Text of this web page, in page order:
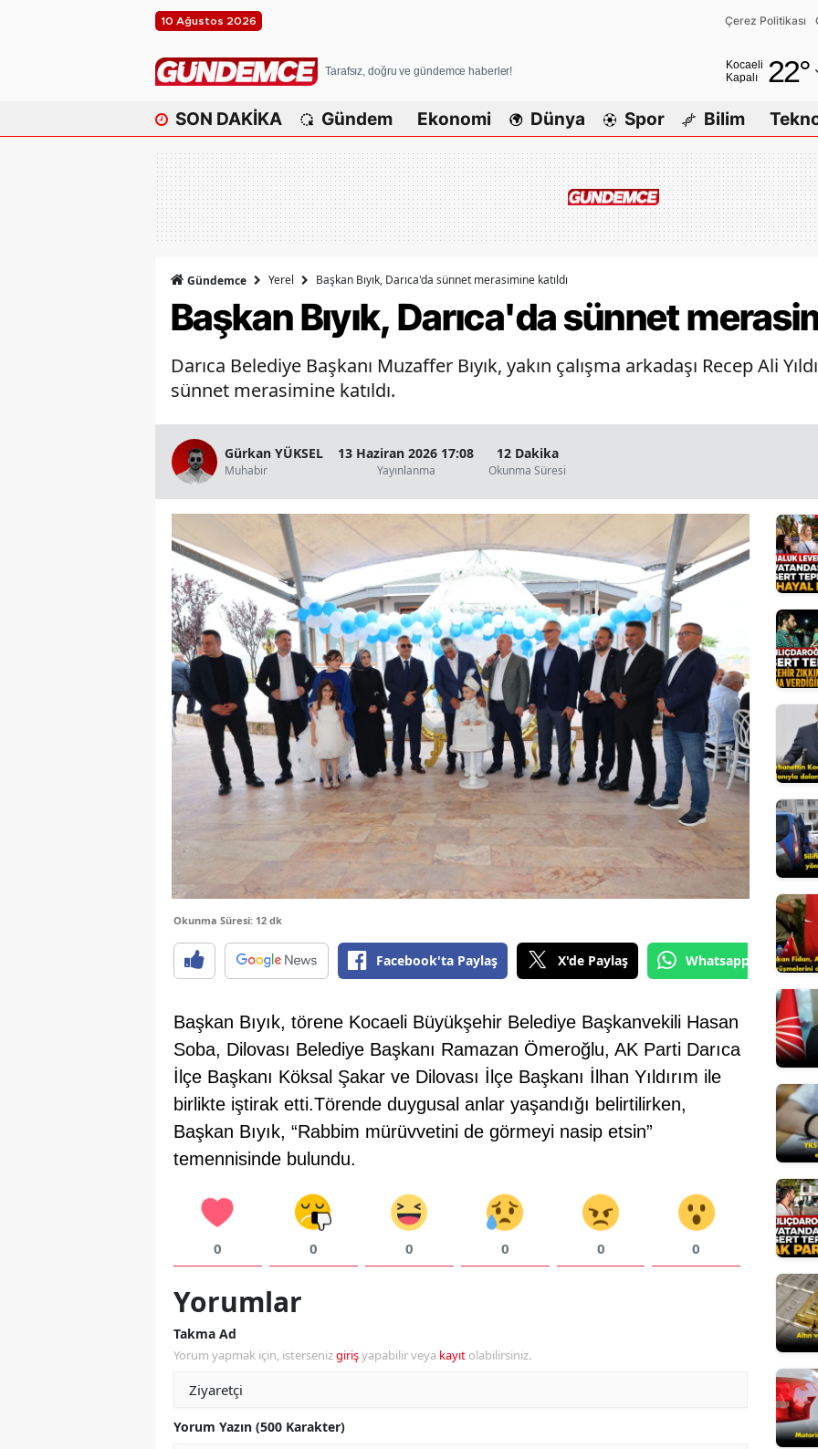
10 Ağustos 2026 Çerez Politikası
Tarafsız, doğru ve gündemce haberler!
Kocaeli
Kapalı
22°
Ağrı
Amasya
Ankara
Artvin
Bilecik
Bitlis
Bolu
Burdur
Bursa
Çanakkale
Çankırı
Çorum
Denizli
Diyarbakır
Edirne
Elazığ
Erzincan
Erzurum
Eskişehir
Gaziantep
Giresun
Gümüşhane
Hakkari
Hatay
Isparta
Mersin
İstanbul
Kastamonu
Kayseri
SON DAKİKA Gündem Ekonomi Dünya Spor Bilim
Gündemce Yerel Başkan Bıyık, Darıca'da sünnet merasimine katıldı
Başkan Bıyık, Darıca'da sünnet
Darıca Belediye Başkanı Muzaffer Bıyık, yakın çalışma arkadaşı Recep Ali
sünnet merasimine katıldı.
Gürkan YÜKSEL
Muhabir
13 Haziran 2026 17:08
Yayınlanma
12 Dakika
Okunma Süresi
Okunma Süresi: 12 dk
Facebook'ta Paylaş X'de Paylaş Whatsapp'tan
Başkan Bıyık, törene Kocaeli Büyükşehir Belediye Başkanvekili Hasan
Soba, Dilovası Belediye Başkanı Ramazan Ömeroğlu, AK Parti Darıca
İlçe Başkanı Köksal Şakar ve Dilovası İlçe Başkanı İlhan Yıldırım ile
birlikte iştirak etti.Törende duygusal anlar yaşandığı belirtilirken,
Başkan Bıyık, “Rabbim mürüvvetini de görmeyi nasip etsin”
temennisinde bulundu.
0 0 0 0 0 0
Yorumlar
Takma Ad
Yorum yapmak için, istersenizgirişyapabilir veya kayıt olabilirsiniz.
Yorum Yazın (500 Karakter)